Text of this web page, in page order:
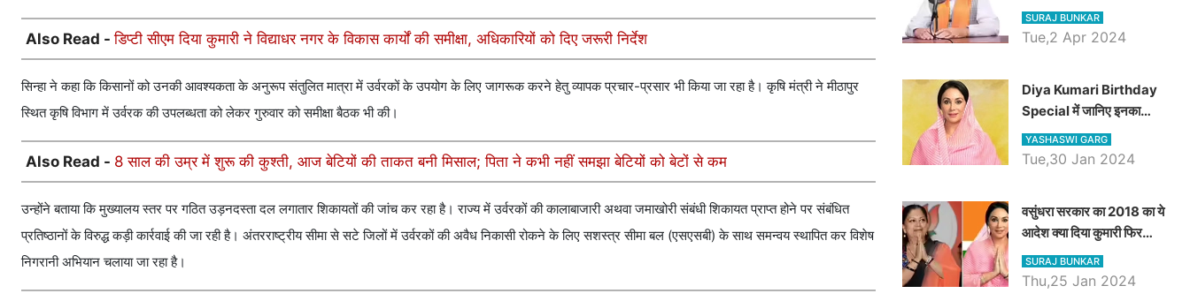
Also Read -डिप्टी सीएम दिया कुमारी ने विद्याधर नगर के विकास कार्यों की समीक्षा, अधिकारियों को दिए जरूरी निर्देश
सिन्हा ने कहा कि किसानों को उनकी आवश्यकता के अनुरूप संतुलित मात्रा में उर्वरकों के उपयोग के लिए जागरूक करने हेतु व्यापक प्रचार-प्रसार भी किया जा रहा है। कृषि मंत्री ने मीठापुर
स्थित कृषि विभाग में उर्वरक की उपलब्धता को लेकर गुरुवार को समीक्षा बैठक भी की।
Also Read - 8 साल की उम्र में शुरू की कुश्ती, आज बेटियों की ताकत बनी मिसाल; पिता ने कभी नहीं समझा बेटियों को बेटों से कम
उन्होंने बताया कि मुख्यालय स्तर पर गठित उड़नदस्ता दल लगातार शिकायतों की जांच कर रहा है। राज्य में उर्वरकों की कालाबाजारी अथवा जमाखोरी संबंधी शिकायत प्राप्त होने पर संबंधित
प्रतिष्ठानों के विरुद्ध कड़ी कार्रवाई की जा रही है। अंतरराष्ट्रीय सीमा से सटे जिलों में उर्वरकों की अवैध निकासी रोकने के लिए सशस्त्र सीमा बल (एसएसबी) के साथ समन्वय स्थापित कर विशेष
निगरानी अभियान चलाया जा रहा है।
राजस्थान में कोटपूतली में करेंगे
विशाल रैली, एक सभा से 8 सीटों
SURAJ BUNKAR
Tue,2 Apr 2024
Diya Kumari Birthday
Special में जानिए इनका
राजकुमारी से राजस्थान की
डिप्टी सीएम बनने तक का सफर,
YASHASWI GARG
Tue,30 Jan 2024
वसुंधरा सरकार का 2018 का ये
आदेश क्या दिया कुमारी फिर
करेंगी लागू? कांग्रेस सरकार ने
किया था निरस्त
SURAJ BUNKAR
Thu,25 Jan 2024